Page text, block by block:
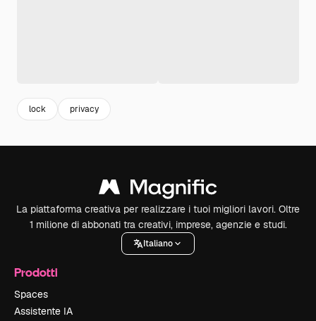
lock privacy
La piattaforma creativa per realizzare i tuoi migliori lavori. Oltre
1 milione di abbonati tra creativi, imprese, agenzie e studi.
Italiano
Prodotti
Spaces
Assistente IA